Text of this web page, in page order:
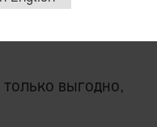
IEM System
ERP-
выгодно,